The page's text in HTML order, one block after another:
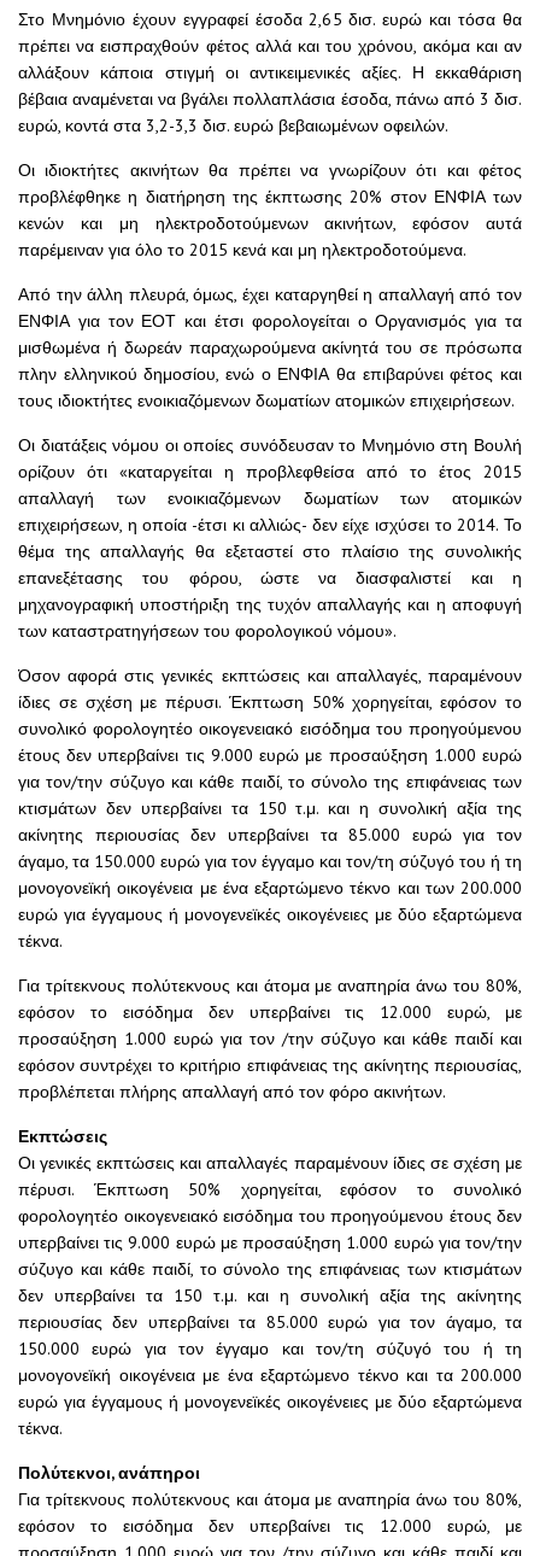
Στο Μνημόνιο έχουν εγγραφεί έσοδα 2,65 δισ. ευρώ και τόσα θα
πρέπει να εισπραχθούν φέτος αλλά και του χρόνου, ακόμα και αν
αλλάξουν κάποια στιγμή οι αντικειμενικές αξίες. Η εκκαθάριση
βέβαια αναμένεται να βγάλει πολλαπλάσια έσοδα, πάνω από 3 δισ.
ευρώ, κοντά στα 3,2-3,3 δισ. ευρώ βεβαιωμένων οφειλών.
Οι ιδιοκτήτες ακινήτων θα πρέπει να γνωρίζουν ότι και φέτος
προβλέφθηκε η διατήρηση της έκπτωσης 20% στον ΕΝΦΙΑ των
κενών και μη ηλεκτροδοτούμενων ακινήτων, εφόσον αυτά
παρέμειναν για όλο το 2015 κενά και μη ηλεκτροδοτούμενα.
Από την άλλη πλευρά, όμως, έχει καταργηθεί η απαλλαγή από τον
ΕΝΦΙΑ για τον ΕΟΤ και έτσι φορολογείται ο Οργανισμός για τα
μισθωμένα ή δωρεάν παραχωρούμενα ακίνητά του σε πρόσωπα
πλην ελληνικού δημοσίου, ενώ ο ΕΝΦΙΑ θα επιβαρύνει φέτος και
τους ιδιοκτήτες ενοικιαζόμενων δωματίων ατομικών επιχειρήσεων.
Οι διατάξεις νόμου οι οποίες συνόδευσαν το Μνημόνιο στη Βουλή
ορίζουν ότι «καταργείται η προβλεφθείσα από το έτος 2015
απαλλαγή των ενοικιαζόμενων δωματίων των ατομικών
επιχειρήσεων, η οποία -έτσι κι αλλιώς- δεν είχε ισχύσει το 2014. Το
θέμα της απαλλαγής θα εξεταστεί στο πλαίσιο της συνολικής
επανεξέτασης του φόρου, ώστε να διασφαλιστεί και η
μηχανογραφική υποστήριξη της τυχόν απαλλαγής και η αποφυγή
των καταστρατηγήσεων του φορολογικού νόμου».
Όσον αφορά στις γενικές εκπτώσεις και απαλλαγές, παραμένουν
ίδιες σε σχέση με πέρυσι. Έκπτωση 50% χορηγείται, εφόσον το
συνολικό φορολογητέο οικογενειακό εισόδημα του προηγούμενου
έτους δεν υπερβαίνει τις 9.000 ευρώ με προσαύξηση 1.000 ευρώ
για τον/την σύζυγο και κάθε παιδί, το σύνολο της επιφάνειας των
κτισμάτων δεν υπερβαίνει τα 150 τ.μ. και η συνολική αξία της
ακίνητης περιουσίας δεν υπερβαίνει τα 85.000 ευρώ για τον
άγαμο, τα 150.000 ευρώ για τον έγγαμο και τον/τη σύζυγό του ή τη
μονογονεϊκή οικογένεια με ένα εξαρτώμενο τέκνο και των 200.000
ευρώ για έγγαμους ή μονογενεϊκές οικογένειες με δύο εξαρτώμενα
τέκνα.
Για τρίτεκνους πολύτεκνους και άτομα με αναπηρία άνω του 80%,
εφόσον το εισόδημα δεν υπερβαίνει τις 12.000 ευρώ, με
προσαύξηση 1.000 ευρώ για τον /την σύζυγο και κάθε παιδί και
εφόσον συντρέχει το κριτήριο επιφάνειας της ακίνητης περιουσίας,
προβλέπεται πλήρης απαλλαγή από τον φόρο ακινήτων.
Εκπτώσεις
Οι γενικές εκπτώσεις και απαλλαγές παραμένουν ίδιες σε σχέση με
πέρυσι. Έκπτωση 50% χορηγείται, εφόσον το συνολικό
φορολογητέο οικογενειακό εισόδημα του προηγούμενου έτους δεν
υπερβαίνει τις 9.000 ευρώ με προσαύξηση 1.000 ευρώ για τον/την
σύζυγο και κάθε παιδί, το σύνολο της επιφάνειας των κτισμάτων
δεν υπερβαίνει τα 150 τ.μ. και η συνολική αξία της ακίνητης
περιουσίας δεν υπερβαίνει τα 85.000 ευρώ για τον άγαμο, τα
150.000 ευρώ για τον έγγαμο και τον/τη σύζυγό του ή τη
μονογονεϊκή οικογένεια με ένα εξαρτώμενο τέκνο και τα 200.000
ευρώ για έγγαμους ή μονογενεϊκές οικογένειες με δύο εξαρτώμενα
τέκνα.
Πολύτεκνοι, ανάπηροι
Για τρίτεκνους πολύτεκνους και άτομα με αναπηρία άνω του 80%,
εφόσον το εισόδημα δεν υπερβαίνει τις 12.000 ευρώ, με